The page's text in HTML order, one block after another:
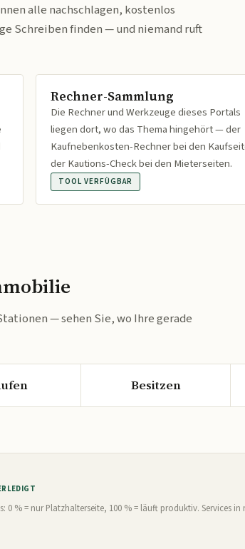
alle nachschlagen, kostenlos
Schreiben finden — und niemand ruft
Rechner-Sammlung
Die Rechner und Werkzeuge dieses Portals
liegen dort, wo das Thema hingehört — der
Kaufnebenkosten-Rechner bei den
der Kautions-Check bei den Mieterseiten.
TOOL VERFÜGBAR
— sehen Sie, wo Ihre gerade
Besitzen
0 % = nur Platzhalterseite, 100 % = läuft produktiv. Services in